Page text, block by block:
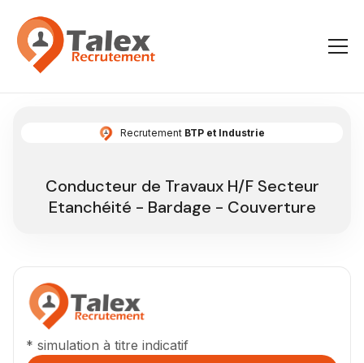
Recrutement BTP et Industrie
Conducteur de Travaux H/F Secteur
Etanchéité - Bardage - Couverture
* simulation à titre indicatif